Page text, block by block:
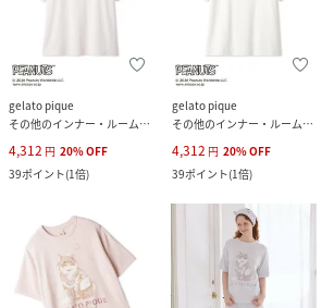
gelato pique
その他のインナー・ルームウェア
4,312 円 20%OFF
39ポイント(1倍)
gelato pique
その他のインナー・ルームウェア
4,312 円 20%OFF
39ポイント(1倍)